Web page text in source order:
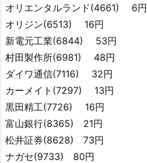
オリエンタルランド(4661) 6円
オリジン(6513) 16円
新電元工業(6844) 53円
村田製作所(6981) 48円
ダイワ通信(7116) 32円
カーメイト(7297) 13円
黒田精工(7726) 16円
富山銀行(8365) 21円
松井証券(8628) 73円
ナガセ(9733) 80円